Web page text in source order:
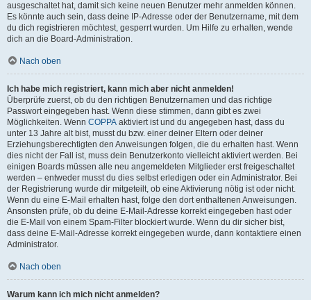
ausgeschaltet hat, damit sich keine neuen Benutzer mehr anmelden können.
Es könnte auch sein, dass deine IP-Adresse oder der Benutzername, mit dem
du dich registrieren möchtest, gesperrt wurden. Um Hilfe zu erhalten, wende
dich an die Board-Administration.
Nach oben
Ich habe mich registriert, kann mich aber nicht anmelden!
Überprüfe zuerst, ob du den richtigen Benutzernamen und das richtige
Passwort eingegeben hast. Wenn diese stimmen, dann gibt es zwei
Möglichkeiten. Wenn COPPA aktiviert ist und du angegeben hast, dass du
unter 13 Jahre alt bist, musst du bzw. einer deiner Eltern oder deiner
Erziehungsberechtigten den Anweisungen folgen, die du erhalten hast. Wenn
dies nicht der Fall ist, muss dein Benutzerkonto vielleicht aktiviert werden. Bei
einigen Boards müssen alle neu angemeldeten Mitglieder erst freigeschaltet
werden – entweder musst du dies selbst erledigen oder ein Administrator. Bei
der Registrierung wurde dir mitgeteilt, ob eine Aktivierung nötig ist oder nicht.
Wenn du eine E-Mail erhalten hast, folge den dort enthaltenen Anweisungen.
Ansonsten prüfe, ob du deine E-Mail-Adresse korrekt eingegeben hast oder
die E-Mail von einem Spam-Filter blockiert wurde. Wenn du dir sicher bist,
dass deine E-Mail-Adresse korrekt eingegeben wurde, dann kontaktiere einen
Administrator.
Nach oben
Warum kann ich mich nicht anmelden?